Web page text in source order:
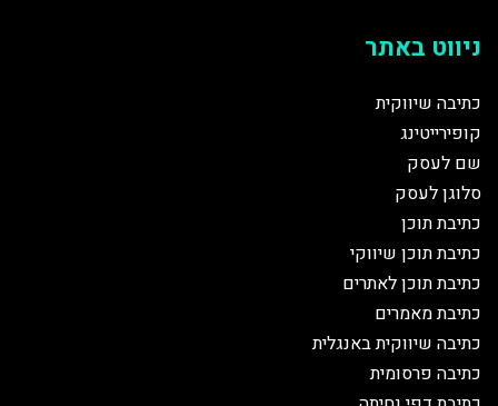
ניווט באתר
כתיבה שיווקית
קופירייטינג
שם לעסק
סלוגן לעסק
כתיבת תוכן
כתיבת תוכן שיווקי
כתיבת תוכן לאתרים
כתיבת מאמרים
כתיבה שיווקית באנגלית
כתיבה פרסומית